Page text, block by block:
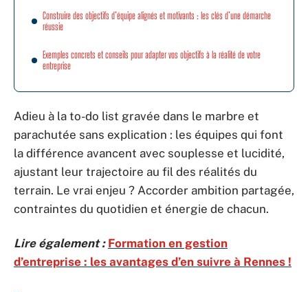
Construire des objectifs d’équipe alignés et motivants : les clés d’une démarche
réussie
Exemples concrets et conseils pour adapter vos objectifs à la réalité de votre
entreprise
Adieu à la to-do list gravée dans le marbre et
parachutée sans explication : les équipes qui font
la différence avancent avec souplesse et lucidité,
ajustant leur trajectoire au fil des réalités du
terrain. Le vrai enjeu ? Accorder ambition partagée,
contraintes du quotidien et énergie de chacun.
Lire également : Formation en gestion
d’entreprise : les avantages d’en suivre à Rennes !